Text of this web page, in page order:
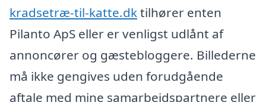
kradsetræ-til-katte.dktilhører enten
Pilanto ApS eller er venligst udlånt af
annoncører og gæstebloggere. Billederne
må ikke gengives uden forudgående
aftale med mine samarbejdspartnere eller